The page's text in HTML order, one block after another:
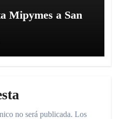
Mipymes a San
no será publicada. Los